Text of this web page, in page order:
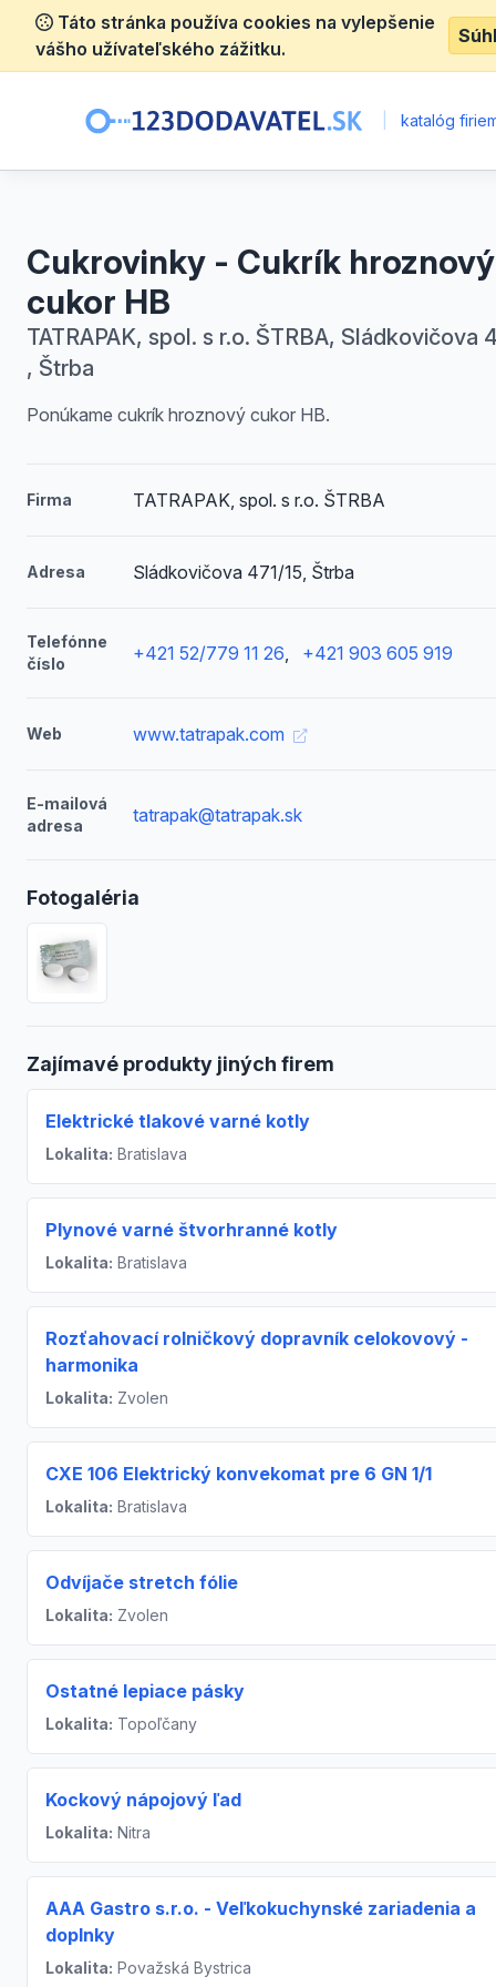
Táto stránka používa cookies na vylepšenie
vášho užívateľského zážitku.
katalóg
Cukrovinky - Cukrík hroznový
cukor HB
TATRAPAK, spol. s r.o. ŠTRBA, Sládkovičova
, Štrba
Ponúkame cukrík hroznový cukor HB.
Firma TATRAPAK, spol. s r.o. ŠTRBA
Adresa Sládkovičova 471/15, Štrba
Telefónne
číslo
+421 52/779 11 26, +421 903 605 919
Web www.tatrapak.com
E-mailová
adresa
tatrapak@tatrapak.sk
Fotogaléria
Zajímavé produkty jiných firem
Elektrické tlakové varné kotly
Lokalita: Bratislava
Plynové varné štvorhranné kotly
Lokalita: Bratislava
Rozťahovací rolničkový dopravník celokovový -
harmonika
Lokalita: Zvolen
CXE 106 Elektrický konvekomat pre 6 GN 1/1
Lokalita: Bratislava
Odvíjače stretch fólie
Lokalita: Zvolen
Ostatné lepiace pásky
Lokalita: Topoľčany
Kockový nápojový ľad
Lokalita: Nitra
AAA Gastro s.r.o. - Veľkokuchynské zariadenia a
doplnky
Lokalita: Považská Bystrica